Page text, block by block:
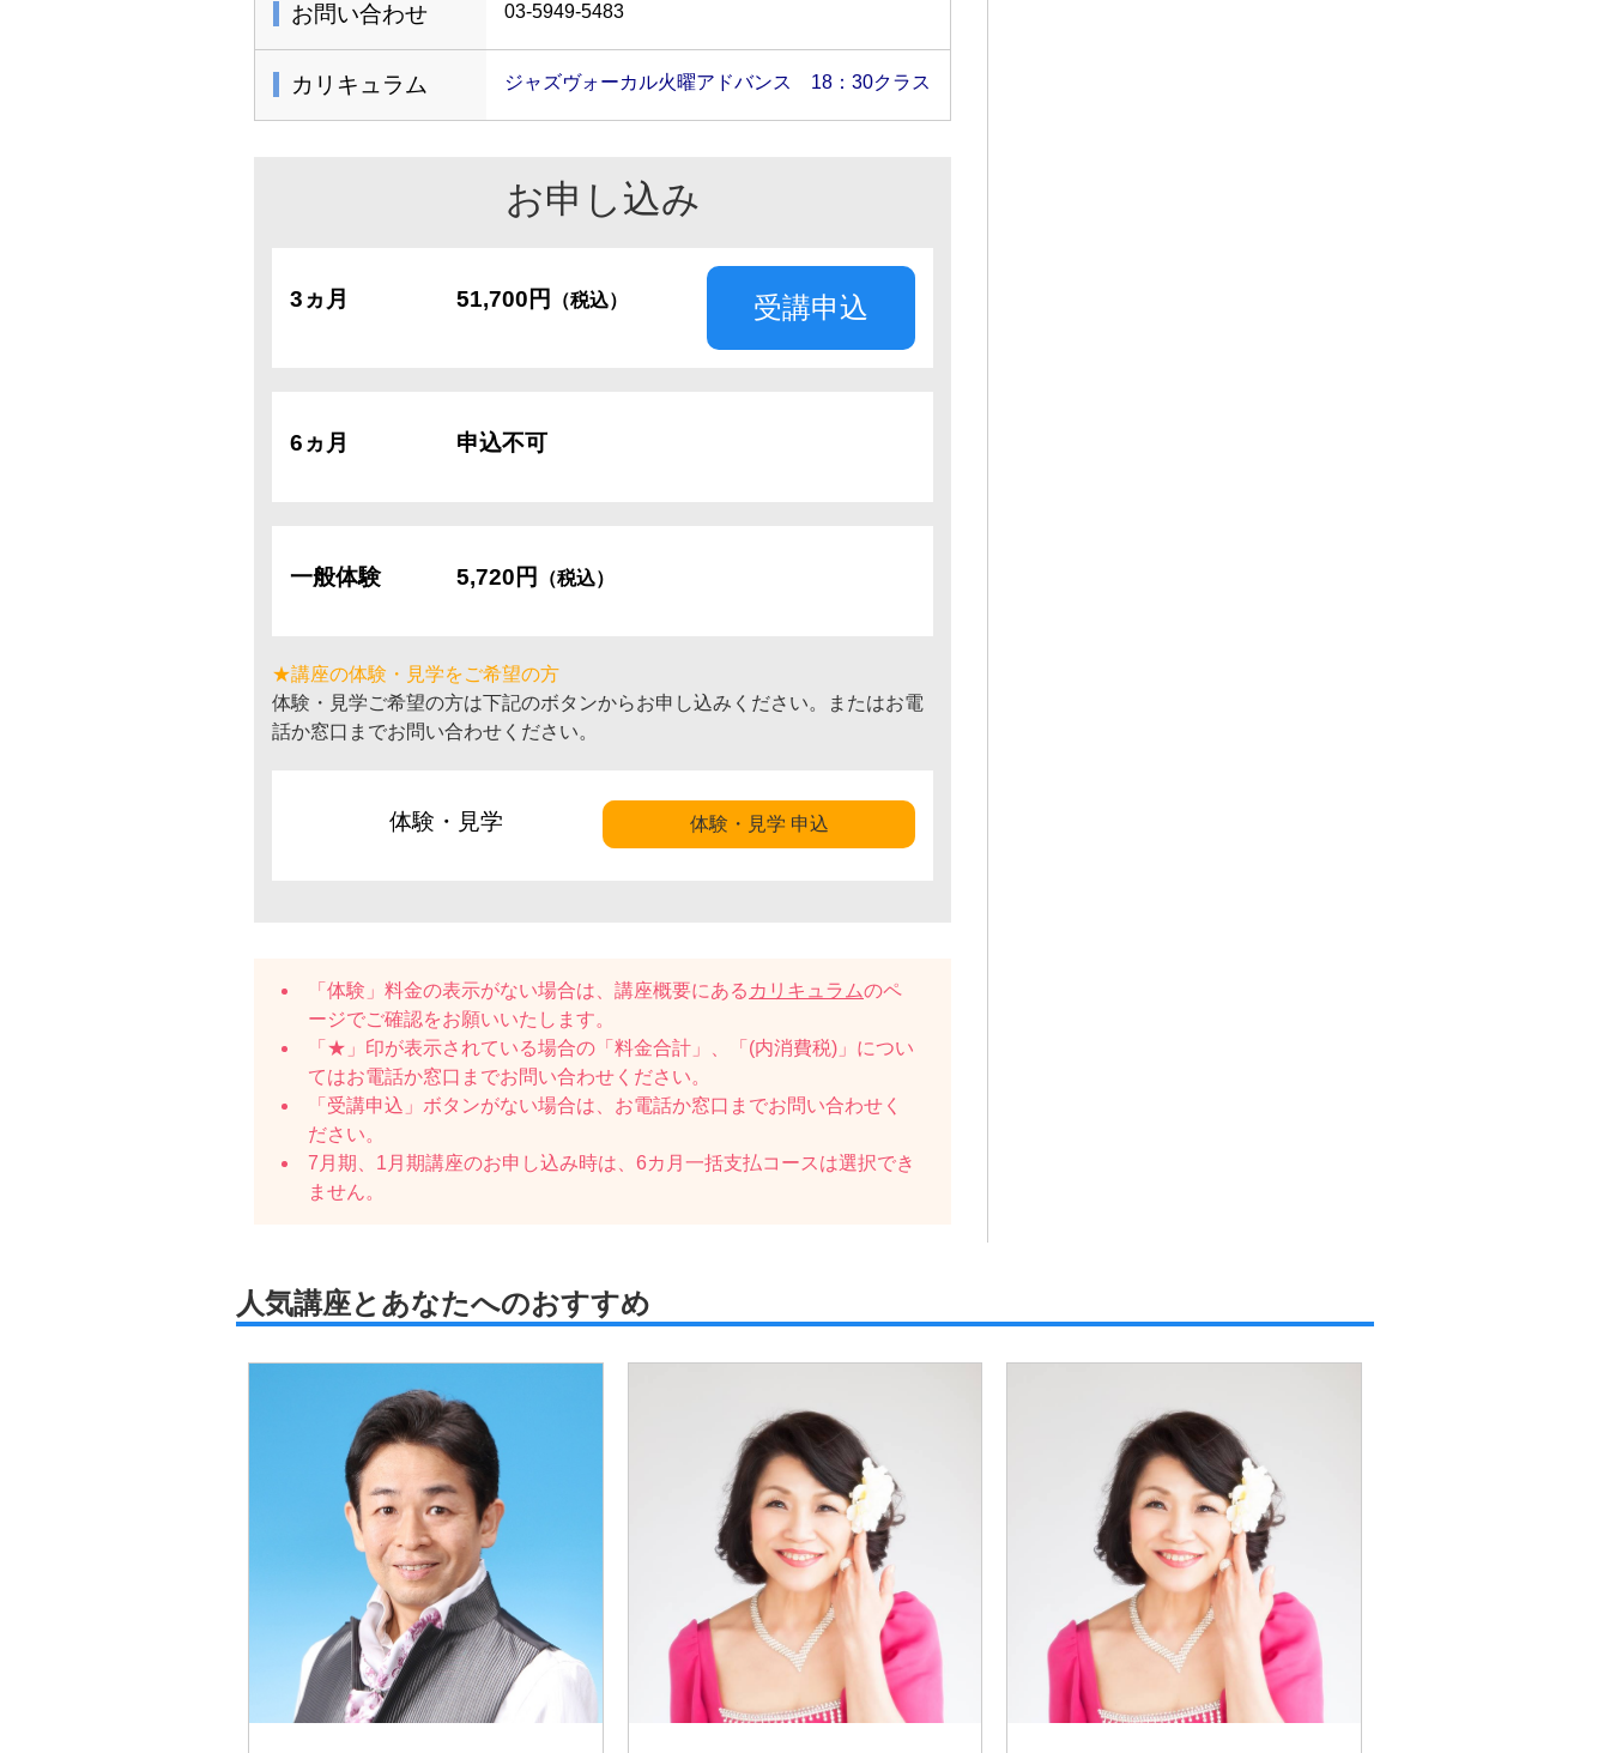
お問い合わせ 03-5949-5483
カリキュラム ジャズヴォーカル火曜アドバンス 18：30クラス
お申し込み
3ヵ月 51,700円 （税込） 受講申込
6ヵ月 申込不可
一般体験 5,720円 （税込）
★講座の体験・見学をご希望の方
体験・見学ご希望の方は下記のボタンからお申し込みください。またはお電
話か窓口までお問い合わせください。
体験・見学 体験・見学 申込
「体験」料金の表示がない場合は、講座概要にある カリキュラムのペ
ージでご確認をお願いいたします。
「★」印が表示されている場合の「料金合計」、「(内消費税)」につい
てはお電話か窓口までお問い合わせください。
「受講申込」ボタンがない場合は、お電話か窓口までお問い合わせく
ださい。
7月期、1月期講座のお申し込み時は、6カ月一括支払コースは選択でき
ません。